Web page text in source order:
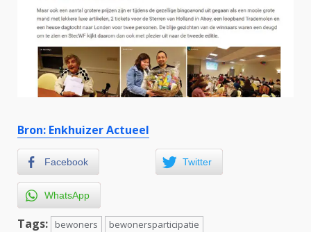
Bron: Enkhuizer Actueel
Facebook Twitter
WhatsApp
Tags: bewoners
bewonersparticipatie